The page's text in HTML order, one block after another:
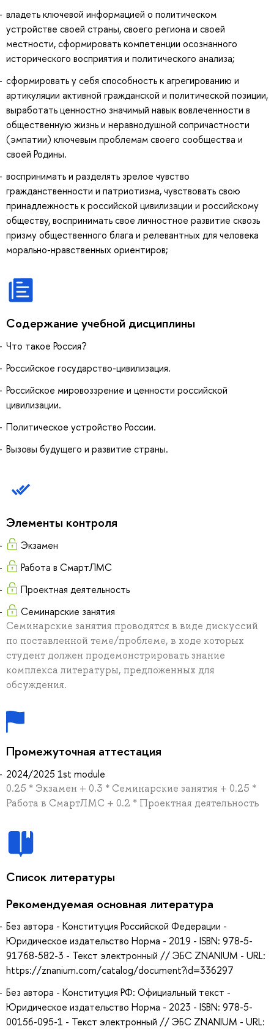
владеть ключевой информацией о политическом
устройстве своей страны, своего региона и своей
местности, сформировать компетенции осознанного
исторического восприятия и политического анализа;
сформировать у себя способность к агрегированию и
артикуляции активной гражданской и политической позиции,
выработать ценностно значимый навык вовлеченности в
общественную жизнь и неравнодушной сопричастности
(эмпатии) ключевым проблемам своего сообщества и
своей Родины.
воспринимать и разделять зрелое чувство
гражданственности и патриотизма, чувствовать свою
принадлежность к российской цивилизации и российскому
обществу, воспринимать свое личностное развитие сквозь
призму общественного блага и релевантных для человека
морально-нравственных ориентиров;
Содержание учебной дисциплины
Что такое Россия?
Российское государство-цивилизация.
Российское мировоззрение и ценности российской
цивилизации.
Политическое устройство России.
Вызовы будущего и развитие страны.
Элементы контроля
Экзамен
Работа в СмартЛМС
Проектная деятельность
Семинарские занятия
Семинарские занятия проводятся в виде дискуссий
по поставленной теме/проблеме, в ходе которых
студент должен продемонстрировать знание
комплекса литературы, предложенных для
обсуждения.
Промежуточная аттестация
2024/2025 1st module
0.25 * Экзамен + 0.3 * Семинарские занятия + 0.25 *
Работа в СмартЛМС + 0.2 * Проектная деятельность
Список литературы
Рекомендуемая основная литература
Без автора - Конституция Российской Федерации -
Юридическое издательство Норма - 2019 - ISBN: 978-5-
91768-582-3 - Текст электронный // ЭБС ZNANIUM - URL:
https://znanium.com/catalog/document?id=336297
Без автора - Конституция РФ: Официальный текст -
Юридическое издательство Норма - 2023 - ISBN: 978-5-
00156-095-1 - Текст электронный // ЭБС ZNANIUM - URL: